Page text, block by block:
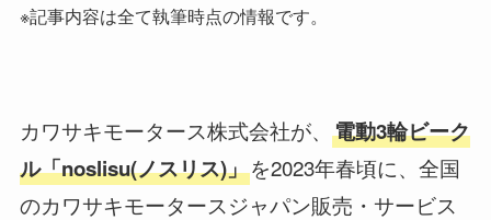
※記事内容は全て執筆時点の情報です。
カワサキモータース株式会社が、 電動3輪ビーク
ル「noslisu(ノスリス)」を2023年春頃に、全国
のカワサキモータースジャパン販売・サービス